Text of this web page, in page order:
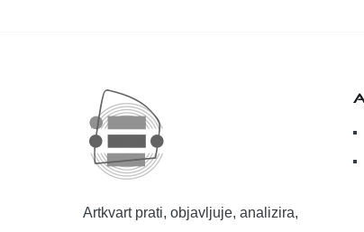
Artkvart prati, objavljuje, analizira,